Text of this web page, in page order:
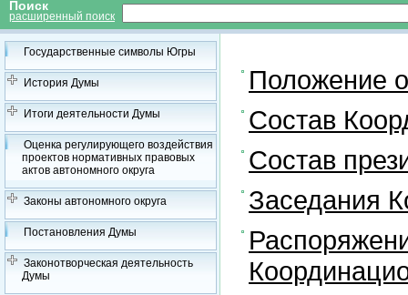
Поиск
расширенный поиск
Государственные символы Югры
История Думы
Итоги деятельности Думы
Оценка регулирующего воздействия
проектов нормативных правовых
актов автономного округа
Законы автономного округа
Постановления Думы
Законотворческая деятельность
Думы
Положение
Состав
Состав
Заседания